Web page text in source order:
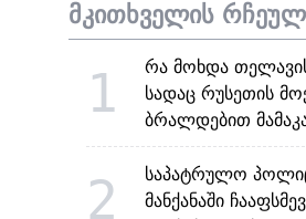
მკითხველის
1
რა მოხდა
სადაც რუსეთის
ბრალდებით
2
საპატრულო
მანქანაში